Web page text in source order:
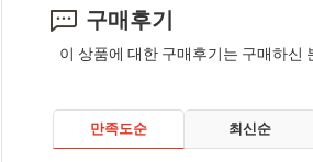
구매후기
이 상품에 대한 구매후기는 구매하신
만족도순 최신순